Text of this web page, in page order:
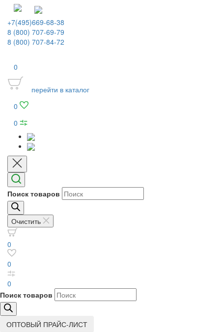
+7(495)669-68-38
8 (800) 707-69-79
8 (800) 707-84-72
0
перейти в каталог
0
0
Поиск товаров
Очистить
0
0
0
Поиск товаров
ОПТОВЫЙ ПРАЙС-ЛИСТ